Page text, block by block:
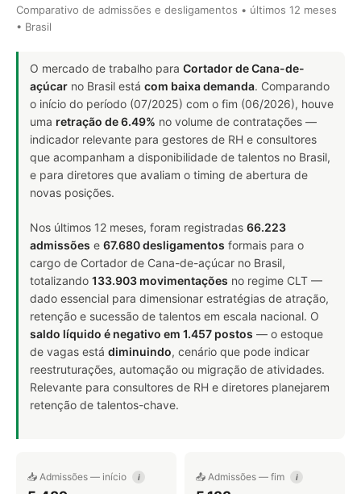
Comparativo de admissões e desligamentos • últimos 12 meses
• Brasil
O mercado de trabalho para Cortador de Cana-de-
açúcar no Brasil está com baixa demanda. Comparando
o início do período (07/2025) com o fim (06/2026), houve
uma retração de 6.49% no volume de contratações —
indicador relevante para gestores de RH e consultores
que acompanham a disponibilidade de talentos no Brasil,
e para diretores que avaliam o timing de abertura de
novas posições.
Nos últimos 12 meses, foram registradas 66.223
admissões e 67.680 desligamentos formais para o
cargo de Cortador de Cana-de-açúcar no Brasil,
totalizando 133.903 movimentações no regime CLT —
dado essencial para dimensionar estratégias de atração,
retenção e sucessão de talentos em escala nacional. O
saldo líquido é negativo em 1.457 postos — o estoque
de vagas está diminuindo, cenário que pode indicar
reestruturações, automação ou migração de atividades.
Relevante para consultores de RH e diretores planejarem
retenção de talentos-chave.
📥 Admissões — início i 📤 Admissões — fim i